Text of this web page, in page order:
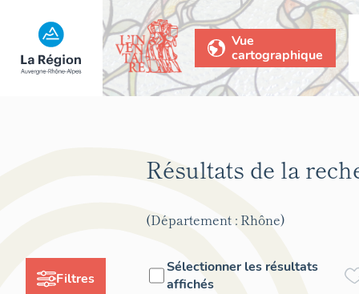
Vue
cartographique
Filtres
Résultats de la
(Département : Rhône)
Sélectionner les résultats
affichés